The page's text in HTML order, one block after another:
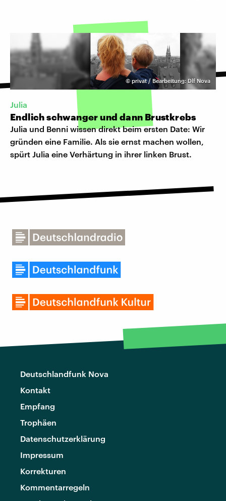
© privat / Bearbeitung: Dlf Nova
Julia
Endlich schwanger und dann Brustkrebs
Julia und Benni wissen direkt beim ersten Date: Wir
gründen eine Familie. Als sie ernst machen wollen,
spürt Julia eine Verhärtung in ihrer linken Brust.
Deutschlandfunk Nova
Kontakt
Empfang
Trophäen
Datenschutzerklärung
Impressum
Korrekturen
Kommentarregeln